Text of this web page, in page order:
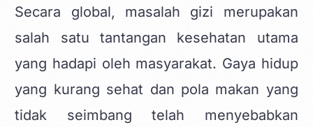
Secara global, masalah gizi merupakan
salah satu tantangan kesehatan utama
yang hadapi oleh masyarakat. Gaya hidup
yang kurang sehat dan pola makan yang
tidak seimbang telah menyebabkan